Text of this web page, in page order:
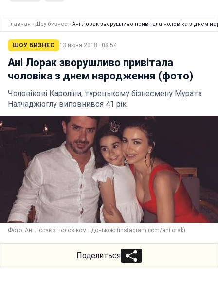
Главная › Шоу бизнес › Ані Лорак зворушливо привітала чоловіка з днем
ШОУ БИЗНЕС 13 июня 2018 · 08:54
Ані Лорак зворушливо привітала
чоловіка з днем народження (фото)
Чоловікові Кароліни, турецькому бізнесмену Мурата
Налчаджіоглу виповнився 41 рік
Фото: Ані Лорак з чоловіком і донькою (instagram.com/anilorak)
Поделиться